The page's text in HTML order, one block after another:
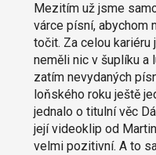
Mezitím už jsme
várce písní, abychom
točit. Za celou
neměli nic v šuplíku a
zatím nevydaných
loňského roku ještě
jednalo o titulní věc
její videoklip od
velmi pozitivní. A to